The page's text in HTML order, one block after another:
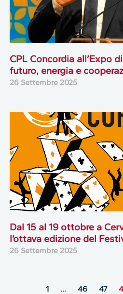
CPL Concordia all’Expo
futuro, energia e
26 Settembre 2025
Dal 15 al 19 ottobre a
l’ottava edizione del
26 Settembre 2025
1 … 46 47